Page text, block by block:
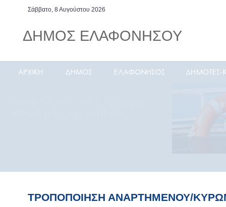
Σάββατο, 8 Αυγούστου 2026
ΔΗΜΟΣ ΕΛΑΦΟΝΗΣΟΥ
ΤΡΟΠΟΠΟΙΗΣΗ ΑΝΑΡΤΗΜΕΝΟΥ/